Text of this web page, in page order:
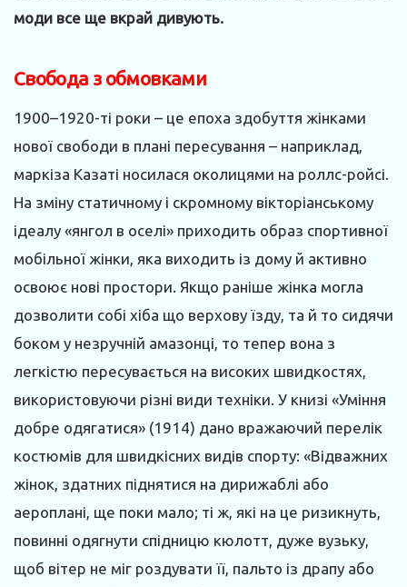
моди все ще вкрай дивують.
Свобода з обмовками
1900–1920-ті роки – це епоха здобуття жінками
нової свободи в плані пересування – наприклад,
маркіза Казаті носилася околицями на роллс-ройсі.
На зміну статичному і скромному вікторіанському
ідеалу «янгол в оселі» приходить образ спортивної
мобільної жінки, яка виходить із дому й активно
освоює нові простори. Якщо раніше жінка могла
дозволити собі хіба що верхову їзду, та й то сидячи
боком у незручній амазонці, то тепер вона з
легкістю пересувається на високих швидкостях,
використовуючи різні види техніки. У книзі «Уміння
добре одягатися» (1914) дано вражаючий перелік
костюмів для швидкісних видів спорту: «Відважних
жінок, здатних піднятися на дирижаблі або
аероплані, ще поки мало; ті ж, які на це ризикнуть,
повинні одягнути спідницю кюлотт, дуже вузьку,
щоб вітер не міг роздувати її, пальто із драпу або